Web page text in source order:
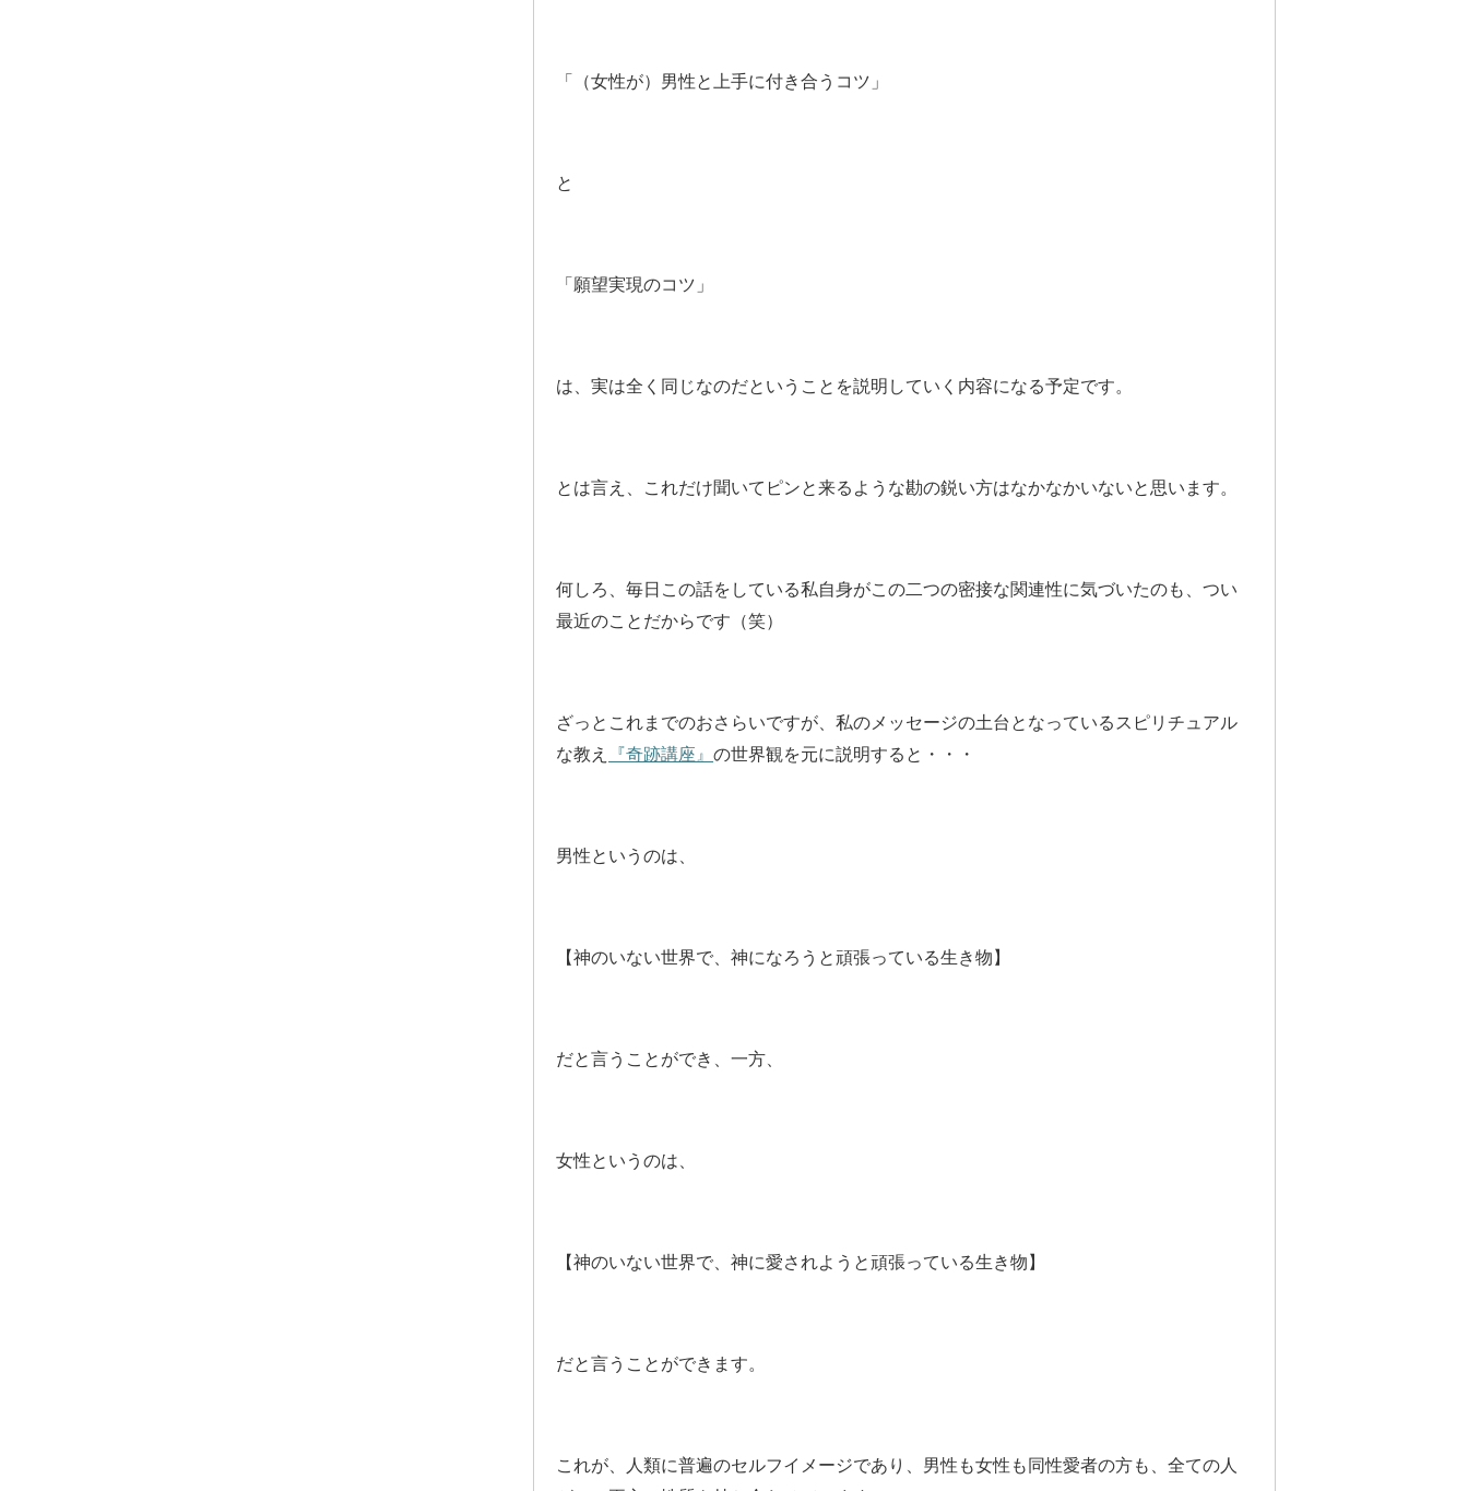
「（女性が）男性と上手に付き合うコツ」
と
「願望実現のコツ」
は、実は全く同じなのだということを説明していく内容になる予定です。
とは言え、これだけ聞いてピンと来るような勘の鋭い方はなかなかいないと思います。
何しろ、毎日この話をしている私自身がこの二つの密接な関連性に気づいたのも、つい
最近のことだからです（笑）
ざっとこれまでのおさらいですが、私のメッセージの土台となっているスピリチュアル
な教え
『奇跡講座』 の世界観を元に説明すると・・・
男性というのは、
【神のいない世界で、神になろうと頑張っている生き物】
だと言うことができ、一方、
女性というのは、
【神のいない世界で、神に愛されようと頑張っている生き物】
だと言うことができます。
これが、人類に普遍のセルフイメージであり、男性も女性も同性愛者の方も、全ての人